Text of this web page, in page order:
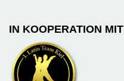
IN KOOPERATION MIT